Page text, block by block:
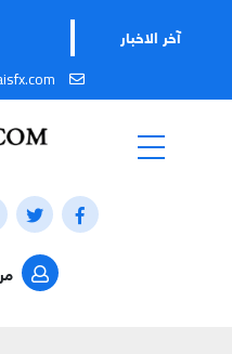
آخر الاخبار